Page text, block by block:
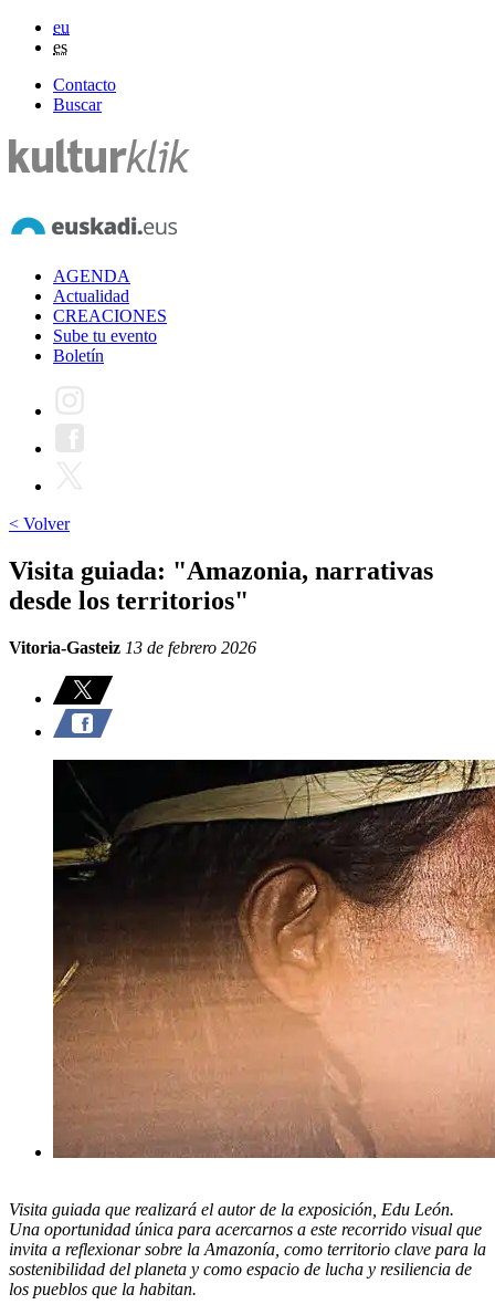
eu
es
Contacto
Buscar
AGENDA
Actualidad
CREACIONES
Sube tu evento
Boletín
< Volver
Visita guiada: "Amazonia, narrativas
desde los territorios"
Vitoria-Gasteiz 13 de febrero 2026
Visita guiada que realizará el autor de la exposición, Edu León.
Una oportunidad única para acercarnos a este recorrido visual que
invita a reflexionar sobre la Amazonía, como territorio clave para la
sostenibilidad del planeta y como espacio de lucha y resiliencia de
los pueblos que la habitan.